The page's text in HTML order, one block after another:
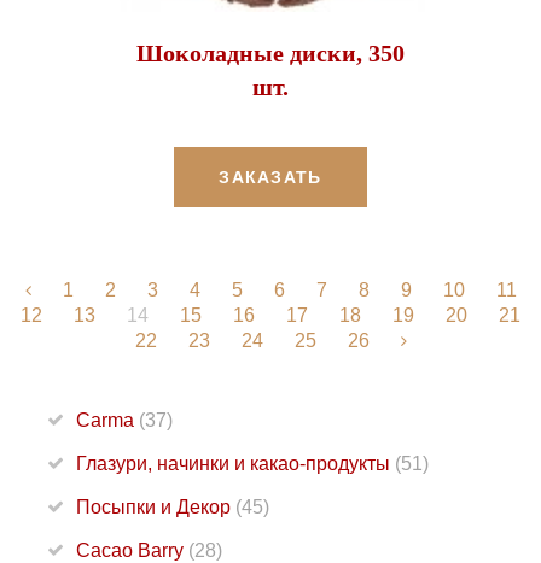
Шоколадные диски, 350
шт.
ЗАКАЗАТЬ
1 2 3 4 5 6 7 8 9 10
11
12
13 14 15 16 17 18 19 20
21
22
23 24 25 26
Carma (37)
Глазури, начинки и какао-продукты (51)
Посыпки и Декор (45)
Cacao Barry (28)